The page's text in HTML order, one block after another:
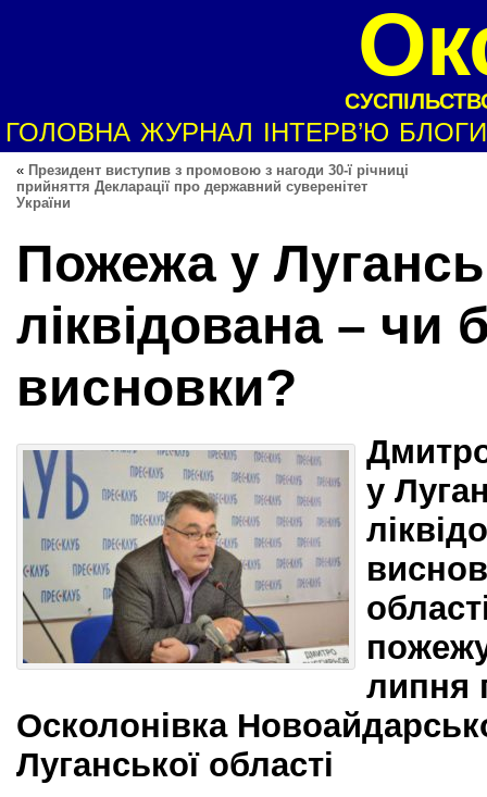
ГОЛОВНА ЖУРНАЛ ІНТЕРВ’Ю БЛОГИ
« Президент виступив з промовою з нагоди 30-ї річниці
прийняття Декларації про державний суверенітет
України
Пожежа у
ліквідована – чи
висновки?
у
липня
Осколонівка
Луганської області